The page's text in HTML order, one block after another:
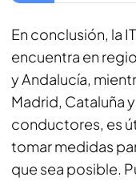
En conclusión, la
encuentra en
y Andalucía,
Madrid, Cataluña
conductores, es
tomar medidas
que sea posible.